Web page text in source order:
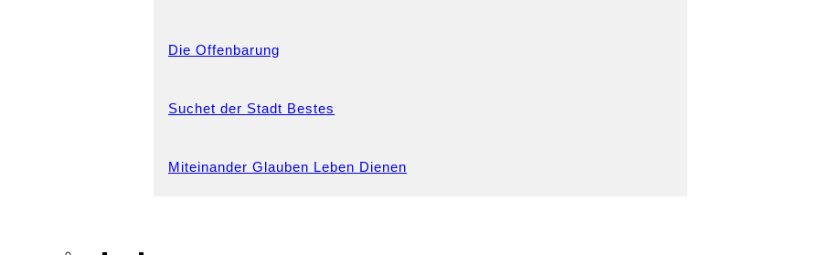
Die Offenbarung
Suchet der Stadt Bestes
Miteinander Glauben Leben Dienen